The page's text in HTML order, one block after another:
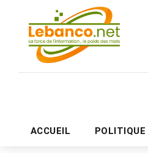
ACCUEIL POLITIQUE